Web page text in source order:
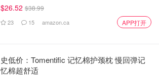
$26.52 $38.99
23 15 amazon.ca APP打开
史低价：Tomentific 记忆棉护颈枕 慢回弹记
忆棉超舒适